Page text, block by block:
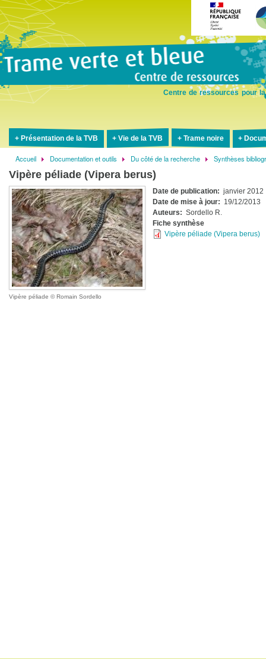
Centre de ressources pour
Présentation de la TVB Vie de la TVB Trame noire
Fil
d'Ariane
Accueil Documentation et outils Du côté de la recherche Synthèses
Vipère péliade (Vipera berus)
Vipère péliade Romain Sordello
Date de publication
janvier 2012
Date de mise à jour
19/12/2013
Auteurs
Sordello R.
Fiche synthèse
Vipère péliade (Vipera berus)